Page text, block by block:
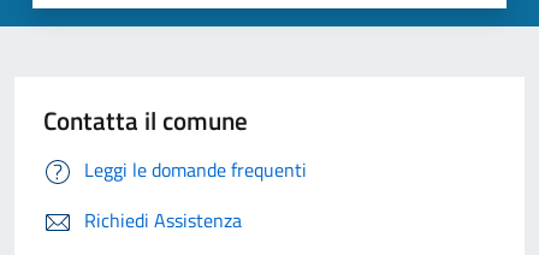
Contatta il comune
Leggi le domande frequenti
Richiedi Assistenza